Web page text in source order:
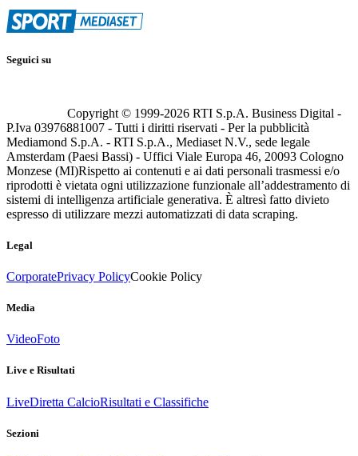
Seguici su
Copyright © 1999-2026 RTI S.p.A. Business Digital -
P.Iva 03976881007 - Tutti i diritti riservati - Per la pubblicità
Mediamond S.p.A. - RTI S.p.A., Mediaset N.V., sede legale
Amsterdam (Paesi Bassi) - Uffici Viale Europa 46, 20093 Cologno
Monzese (MI)Rispetto ai contenuti e ai dati personali trasmessi e/o
riprodotti è vietata ogni utilizzazione funzionale all’addestramento di
sistemi di intelligenza artificiale generativa. È altresì fatto divieto
espresso di utilizzare mezzi automatizzati di data scraping.
Legal
CorporatePrivacy PolicyCookie Policy
Media
VideoFoto
Live e Risultati
LiveDiretta CalcioRisultati e Classifiche
Sezioni